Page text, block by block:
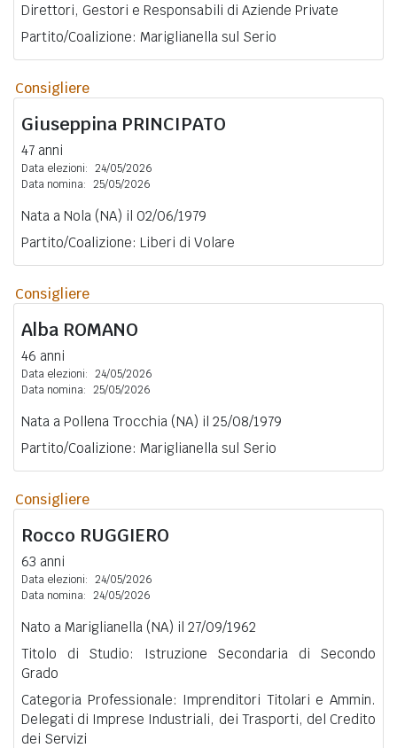
Direttori, Gestori e Responsabili di Aziende Private
Partito/Coalizione: Mariglianella sul Serio
Consigliere
Giuseppina PRINCIPATO
47 anni
Data elezioni: 24/05/2026
Data nomina: 25/05/2026
Nata a Nola (NA) il 02/06/1979
Partito/Coalizione: Liberi di Volare
Consigliere
Alba ROMANO
46 anni
Data elezioni: 24/05/2026
Data nomina: 25/05/2026
Nata a Pollena Trocchia (NA) il 25/08/1979
Partito/Coalizione: Mariglianella sul Serio
Consigliere
Rocco RUGGIERO
63 anni
Data elezioni: 24/05/2026
Data nomina: 24/05/2026
Nato a Mariglianella (NA) il 27/09/1962
Titolo di Studio: Istruzione Secondaria di Secondo
Grado
Categoria Professionale: Imprenditori Titolari e Ammin.
Delegati di Imprese Industriali, dei Trasporti, del Credito
dei Servizi